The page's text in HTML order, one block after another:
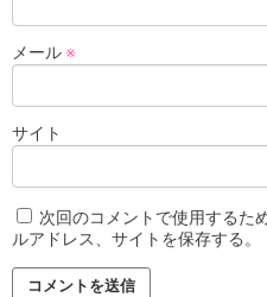
メール ※
サイト
次回のコメントで使用するた
ルアドレス、サイトを保存する。